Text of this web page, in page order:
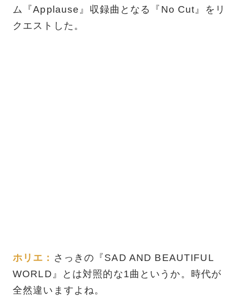
ム『Applause』収録曲となる『No Cut』をリ
クエストした。
ホリエ： さっきの『SAD AND BEAUTIFUL
WORLD』とは対照的な1曲というか。時代が
全然違いますよね。